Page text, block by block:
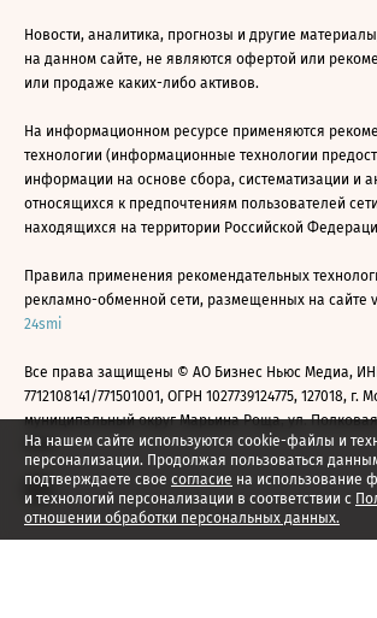
На нашем сайте используются cookie-файлы и
персонализации. Продолжая пользоваться
подтверждаете свое согласие на использование
и технологий персонализации в соответствии с
отношении обработки персональных данных.
Новости, аналитика, прогнозы и другие
на данном сайте, не являются офертой или
или продаже каких-либо активов.
На информационном ресурсе применяются
технологии (информационные технологии
информации на основе сбора, систематизации и
относящихся к предпочтениям пользователей
находящихся на территории Российской
Правила применения рекомендательных
рекламно-обменной сети, размещенных на сайте
24smi
Все права защищены © АО Бизнес Ньюс Медиа,
7712108141/771501001, ОГРН 1027739124775, 127018, г.
муниципальный округ Марьина Роща, ул. Полковая,
2026